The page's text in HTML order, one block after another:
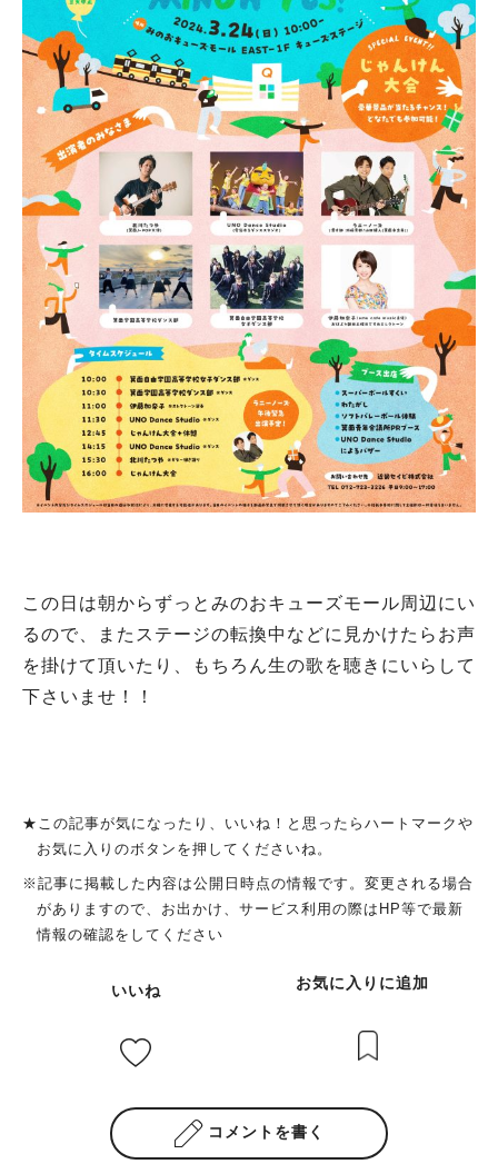
この日は朝からずっとみのおキューズモール周辺にい
るので、またステージの転換中などに見かけたらお声
を掛けて頂いたり、もちろん生の歌を聴きにいらして
下さいませ！！
★この記事が気になったり、いいね！と思ったらハートマークや
お気に入りのボタンを押してくださいね。
※記事に掲載した内容は公開日時点の情報です。変更される場合
がありますので、お出かけ、サービス利用の際はHP等で最新
情報の確認をしてください
いいね お気に入りに追加
コメントを書く